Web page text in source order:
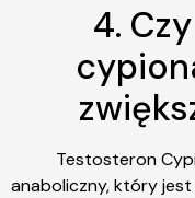
4.
Testosteron
anaboliczny, który